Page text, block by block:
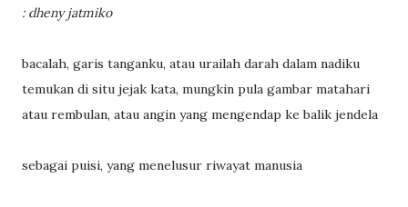
: dheny jatmiko
bacalah, garis tanganku, atau urailah darah dalam nadiku
temukan di situ jejak kata, mungkin pula gambar matahari
atau rembulan, atau angin yang mengendap ke balik jendela
sebagai puisi, yang menelusur riwayat manusia